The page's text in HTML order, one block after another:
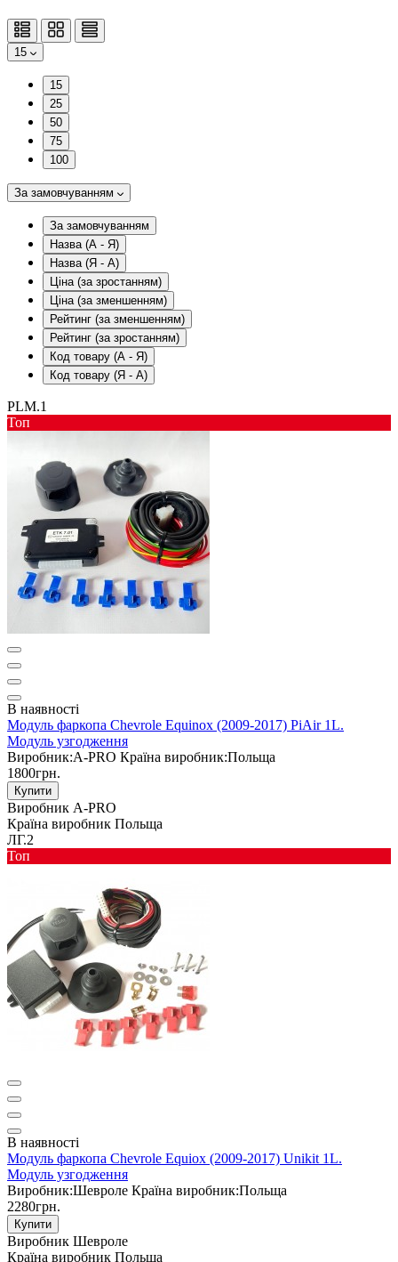
15
15
25
50
75
100
За замовчуванням
За замовчуванням
Назва (А - Я)
Назва (Я - А)
Ціна (за зростанням)
Ціна (за зменшенням)
Рейтинг (за зменшенням)
Рейтинг (за зростанням)
Код товару (А - Я)
Код товару (Я - А)
PLM.1
Toп
В наявності
Модуль фаркопа Chevrole Equinox (2009-2017) PiAir 1L.
Модуль узгодження
Виробник:A-PRO Країна виробник:Польща
1800грн.
Купити
Виробник A-PRO
Країна виробник Польща
ЛГ.2
Toп
В наявності
Модуль фаркопа Chevrole Equiox (2009-2017) Unikit 1L.
Модуль узгодження
Виробник:Шевроле Країна виробник:Польща
2280грн.
Купити
Виробник Шевроле
Країна виробник Польща